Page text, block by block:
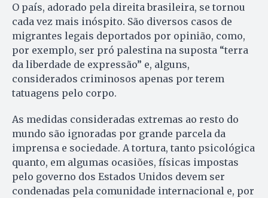
O país, adorado pela direita brasileira, se tornou
cada vez mais inóspito. São diversos casos de
migrantes legais deportados por opinião, como,
por exemplo, ser pró palestina na suposta “terra
da liberdade de expressão” e, alguns,
considerados criminosos apenas por terem
tatuagens pelo corpo.
As medidas consideradas extremas ao resto do
mundo são ignoradas por grande parcela da
imprensa e sociedade. A tortura, tanto psicológica
quanto, em algumas ocasiões, físicas impostas
pelo governo dos Estados Unidos devem ser
condenadas pela comunidade internacional e, por